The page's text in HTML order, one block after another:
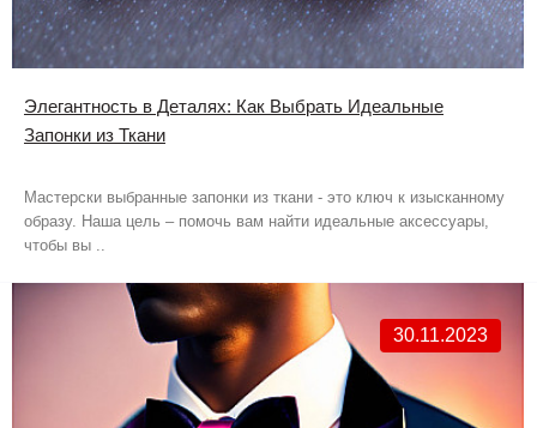
Элегантность в Деталях: Как Выбрать Идеальные
Запонки из Ткани
Мастерски выбранные запонки из ткани - это ключ к изысканному
образу. Наша цель – помочь вам найти идеальные аксессуары,
чтобы вы ..
30.11.2023